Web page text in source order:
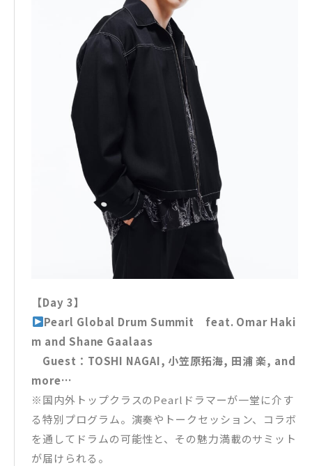
【Day 3】
Pearl Global Drum Summit feat. Omar Haki
m and Shane Gaalaas
Guest：TOSHI NAGAI, 小笠原拓海, 田浦 楽, and
more…
※国内外トップクラスのPearlドラマーが一堂に介す
る特別プログラム。演奏やトークセッション、コラボ
を通してドラムの可能性と、その魅力満載のサミット
が届けられる。